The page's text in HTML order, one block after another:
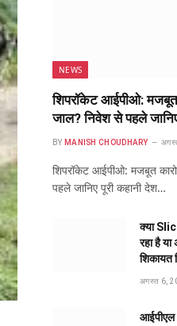
NEWS
शिपरॉकेट आईपीओ: मजबूत
जाल? निवेश से पहले
BY MANISH CHOUDHARY
शिपरॉकेट आईपीओ: मजबूत
पहले जानिए पूरी कहानी देश…
क्या
रहा है
शिकायत
अगस्त 6,
आईपीएल